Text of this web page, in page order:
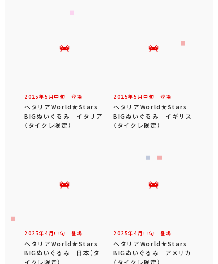
2025年5 月中旬 登場
ヘタリアWorld★Stars
BIGぬいぐるみ イタリア
（タイクレ限定）
2025年5 月中旬 登場
ヘタリアWorld★Stars
BIGぬいぐるみ イギリス
（タイクレ限定）
2025年4 月中旬 登場
ヘタリアWorld★Stars
BIGぬいぐるみ 日本（タ
イクレ限定）
2025年4 月中旬 登場
ヘタリアWorld★Stars
BIGぬいぐるみ アメリカ
（タイクレ限定）